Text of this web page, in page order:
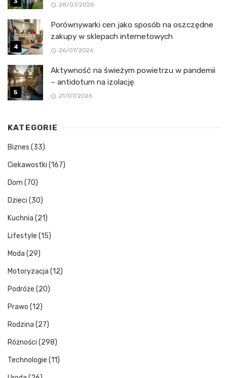
28/07/2026
Porównywarki cen jako sposób na oszczędne
zakupy w sklepach internetowych
26/07/2026
Aktywność na świeżym powietrzu w pandemii
– antidotum na izolację
21/07/2026
KATEGORIE
Biznes (33)
Ciekawostki (167)
Dom (70)
Dzieci (30)
Kuchnia (21)
Lifestyle (15)
Moda (29)
Motoryzacja (12)
Podróże (20)
Prawo (12)
Rodzina (27)
Różności (298)
Technologie (11)